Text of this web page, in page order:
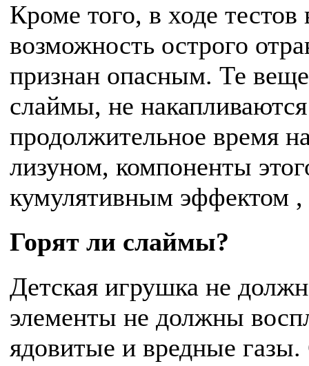
Кроме того, в ходе
возможность острого
признан опасным. Те
слаймы, не
продолжительное время
лизуном, компоненты
кумулятивным эффектом ,
Горят ли слаймы?
Детская игрушка не
элементы не должны
ядовитые и вредные